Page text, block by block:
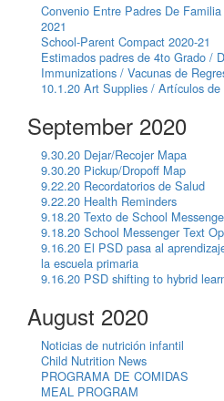
Convenio Entre Padres De
2021
School-Parent Compact 2020-21
Estimados padres de 4to Grado /
Immunizations / Vacunas de
10.1.20 Art Supplies / Artículos de
September 2020
9.30.20 Dejar/Recojer Mapa
9.30.20 Pickup/Dropoff Map
9.22.20 Recordatorios de Salud
9.22.20 Health Reminders
9.18.20 Texto de School
9.18.20 School Messenger Text
9.16.20 El PSD pasa al
la escuela primaria
9.16.20 PSD shifting to hybrid
August 2020
Noticias de nutrición infantil
Child Nutrition News
PROGRAMA DE COMIDAS
MEAL PROGRAM